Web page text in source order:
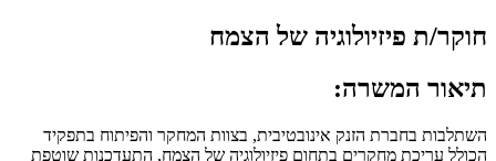
חוקר/ת פיזיולוגיה של הצמח
תיאור המשרה:
השתלבות בחברת הזנק אינובטיבית, בצוות המחקר והפיתוח בתפקיד
הכולל עריכת מחקרים בתחום פיזיולוגיה של הצמח, התעדכנות שוטפת